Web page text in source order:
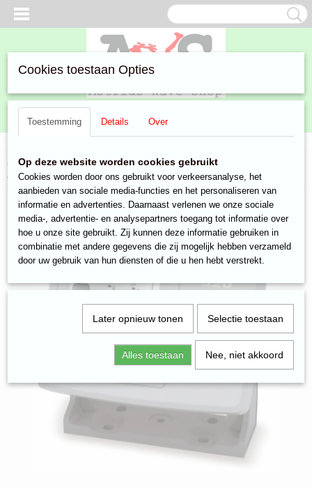
Inloggen Registreren
Home >Aanbiedingen>Watersport> apparatuur
200khz visvinder
Cookies toestaan Opties
Toestemming Details Over
Op deze website worden cookies gebruikt
Cookies worden door ons gebruikt voor verkeersanalyse, het
aanbieden van sociale media-functies en het personaliseren van
informatie en advertenties. Daarnaast verlenen we onze sociale
media-, advertentie- en analysepartners toegang tot informatie over
hoe u onze site gebruikt. Zij kunnen deze informatie gebruiken in
combinatie met andere gegevens die zij mogelijk hebben verzameld
door uw gebruik van hun diensten of die u hen hebt verstrekt.
Later opnieuw tonen Selectie toestaan
Alles toestaan Nee, niet akkoord